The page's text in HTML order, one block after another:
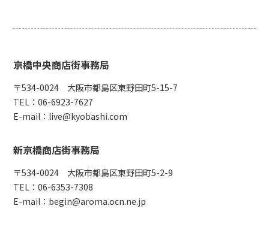
京橋中央商店街事務局
〒534-0024 大阪市都島区東野田町5-15-7
TEL：06-6923-7627
E-mail： live@kyobashi.com
新京橋商店街事務局
〒534-0024 大阪市都島区東野田町5-2-9
TEL：06-6353-7308
E-mail： begin@aroma.ocn.ne.jp